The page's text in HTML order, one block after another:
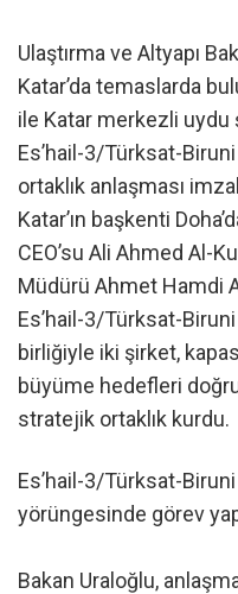
Ulaştırma ve Altyapı
Katar’da temaslarda
ile Katar merkezli uydu
Es’hail-3/Türksat-
ortaklık anlaşması
Katar’ın başkenti
CEO’su Ali Ahmed Al-
Müdürü Ahmet Hamdi
Es’hail-3/Türksat-
birliğiyle iki şirket,
büyüme hedefleri
stratejik ortaklık kurdu.
Es’hail-3/Türksat-
yörüngesinde görev
Bakan Uraloğlu, anlaşma